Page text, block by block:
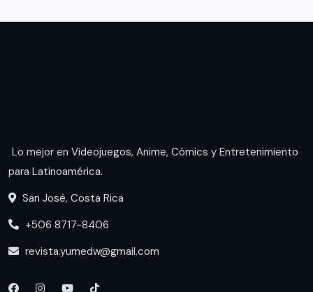
Lo mejor en Videojuegos, Anime, Cómics y Entretenimiento
para Latinoamérica.
San José, Costa Rica
+506 8717-8406
revista.yumedw@gmail.com